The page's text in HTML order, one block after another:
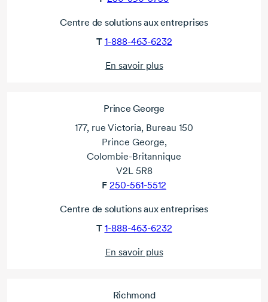
Centre de solutions aux entreprises
T 1-888-463-6232
En savoir plus
Prince George
177, rue Victoria, Bureau 150
Prince George,
Colombie-Britannique
V2L 5R8
F 250-561-5512
Centre de solutions aux entreprises
T 1-888-463-6232
En savoir plus
Richmond